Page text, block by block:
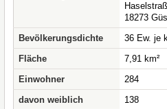
18273
Bevölkerungsdichte
36 Ew. je
Fläche
7,91 km²
Einwohner
284
davon weiblich
138